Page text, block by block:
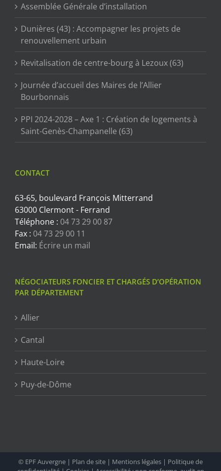
Assemblée Générale d’installation
Dunières (43) : Accompagner les projets de
renouvellement urbain
Revitalisation de centre-bourg à Lezoux (63)
Journée d’accueil des Maires de l’Allier
Bourbonnais
PPI 2024-2028 – Axe 1 : Création de logements à
Saint-Genès-Champanelle (63)
CONTACT
63-65, boulevard François Mitterrand
63000 Clermont - Ferrand
Téléphone : 04 73 29 00 87
Fax : 04 73 29 00 11
Email: Écrire un mail
NÉGOCIATEURS FONCIER ET CHARGÉS D’OPÉRATION
PAR DÉPARTEMENT
Allier
Cantal
Haute-Loire
Puy-de-Dôme
© EPF Auvergne | Plan de site | Mentions légales | Politique de